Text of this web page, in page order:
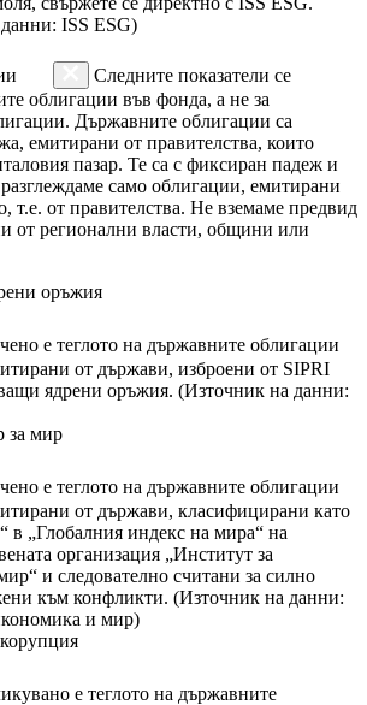
ISS ESG)
Следните показатели се
облигации във фонда, а не за
Държавните облигации са
емитирани от правителства, които
пазар. Те са с фиксиран падеж и
само облигации, емитирани
т.е. от правителства. Не вземаме предвид
от регионални власти, общини или
оръжия
е теглото на държавните облигации
от държави, изброени от SIPRI
ядрени оръжия. (Източник на данни:
за мир
е теглото на държавните облигации
от държави, класифицирани като
в „Глобалния индекс на мира“ на
организация „Институт за
и следователно считани за силно
към конфликти. (Източник на данни:
и мир)
е теглото на държавните